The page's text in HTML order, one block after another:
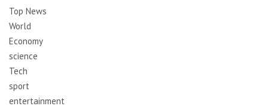
Top News
World
Economy
science
Tech
sport
entertainment